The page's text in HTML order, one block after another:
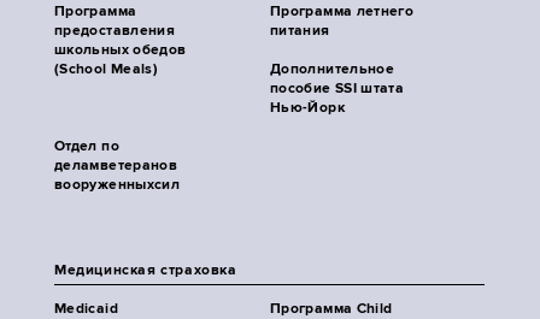
Программа
предоставления
школьных обедов
(School Meals)
Программа летнего
питания
Дополнительное
пособие SSI штата
Нью-Йорк
Отдел по
деламветеранов
вооруженныхсил
Медицинская страховка
Medicaid
Программа Child